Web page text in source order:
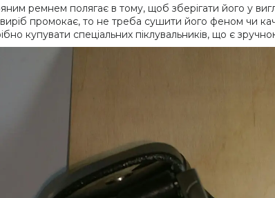
ремнем полягає в тому, щоб зберігати його у
промокає, то не треба сушити його феном чи
купувати спеціальних піклувальників, що є